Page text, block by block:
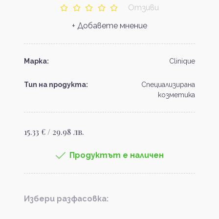
Отзиви
+ Добавете мнение
Марка: Clinique
Тип на продукта:
Специализирана
козметика
15.33 € / 29.98 лв.
Продуктът е наличен
Избери разфасовка: